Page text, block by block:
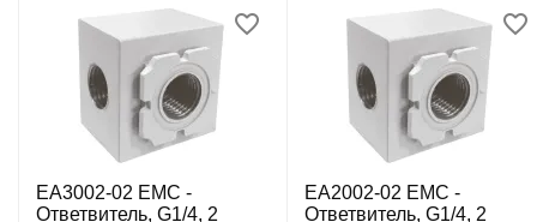
EA3002-02 EMC -
Ответвитель, G1/4, 2
EA2002-02 EMC -
Ответвитель, G1/4, 2